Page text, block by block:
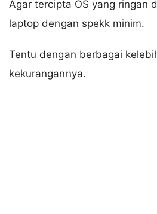
Agar tercipta OS yang ringan
laptop dengan spekk minim.
Tentu dengan berbagai
kekurangannya.